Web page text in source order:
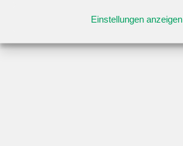
Einstellungen anzeigen